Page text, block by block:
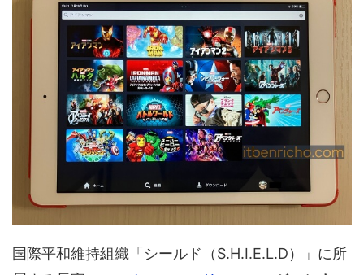
国際平和維持組織「シールド（S.H.I.E.L.D）」に所